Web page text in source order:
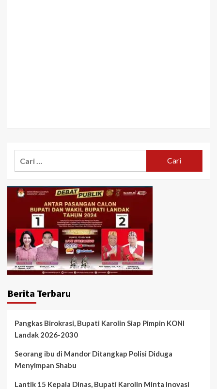
Berita Terbaru
Pangkas Birokrasi, Bupati Karolin Siap Pimpin KONI
Landak 2026-2030
Seorang ibu di Mandor Ditangkap Polisi Diduga
Menyimpan Shabu
Lantik 15 Kepala Dinas, Bupati Karolin Minta Inovasi